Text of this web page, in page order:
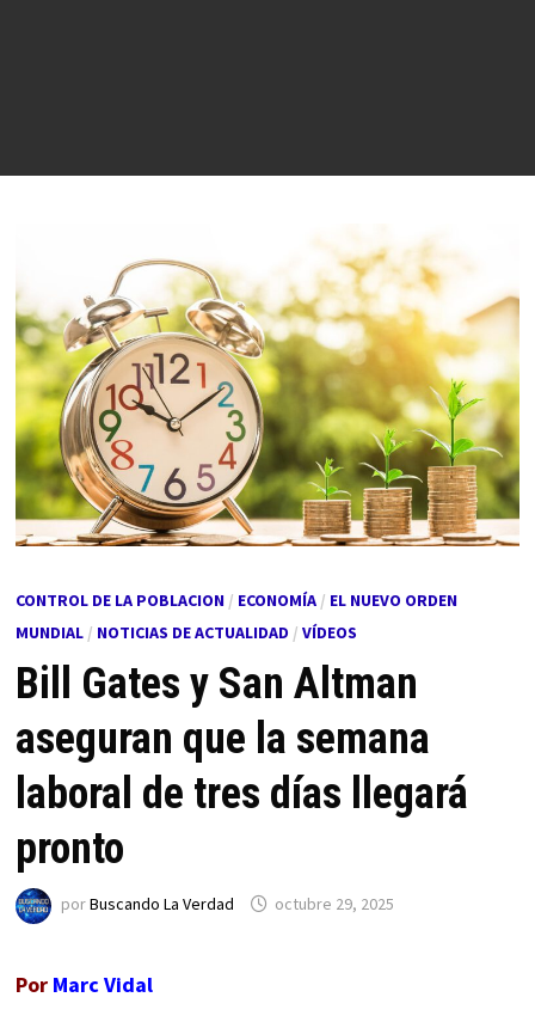
CONTROL DE LA POBLACION/ ECONOMÍA/ EL NUEVO ORDEN
MUNDIAL/ NOTICIAS DE ACTUALIDAD / VÍDEOS
Bill Gates y San Altman
aseguran que la semana
laboral de tres días llegará
pronto
porBuscando La Verdad octubre 29, 2025
Por Marc Vidal